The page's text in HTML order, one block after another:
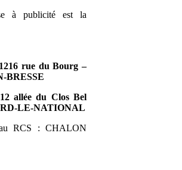
à publicité est la
1216 rue du Bourg –
BRESSE
12 allée du Clos Bel
LE-NATIONAL
RCS : CHALON